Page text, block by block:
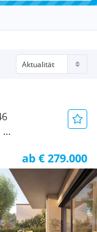
ab € 279.000